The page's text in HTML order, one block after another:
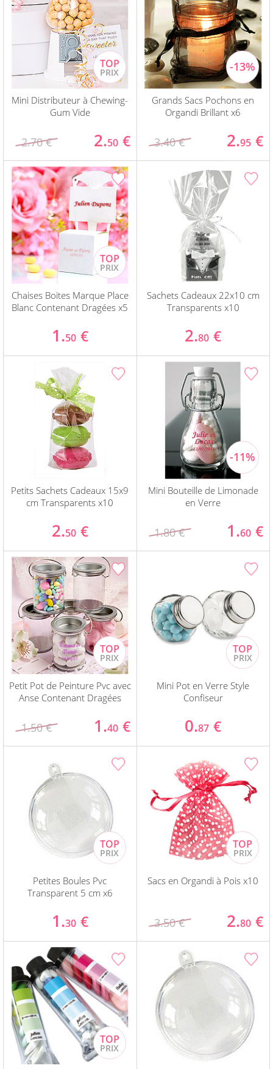
Mini Distributeur à Chewing-
Gum Vide
2.70 € 2.50 €
Grands Sacs Pochons en
Organdi Brillant x6
3.40 € 2.95 €
Chaises Boites Marque Place
Blanc Contenant Dragées x5
1.50 €
Sachets Cadeaux 22x10 cm
Transparents x10
2.80 €
Petits Sachets Cadeaux 15x9
cm Transparents x10
2.50 €
Mini Bouteille de Limonade
en Verre
1.80 € 1.60 €
Petit Pot de Peinture Pvc avec
Anse Contenant Dragées
1.50 € 1.40 €
Mini Pot en Verre Style
Confiseur
0.87 €
Petites Boules Pvc
Transparent 5 cm x6
1.30 €
Sacs en Organdi à Pois x10
3.50 € 2.80 €